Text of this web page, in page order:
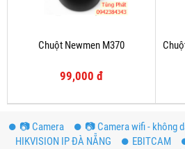
Chuột Newmen M370
99,000 đ
📷 Camera 📷 Camera wifi - không
HIKVISION IP ĐÀ NẴNG
EBITCAM